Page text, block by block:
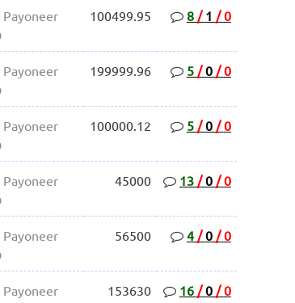
Payoneer
100499.95 8 / 1 / 0
Payoneer
199999.96 5 / 0 / 0
Payoneer
100000.12 5 / 0 / 0
Payoneer
45000 13 / 0 / 0
Payoneer
56500 4 / 0 / 0
Payoneer
153630 16 / 0 / 0